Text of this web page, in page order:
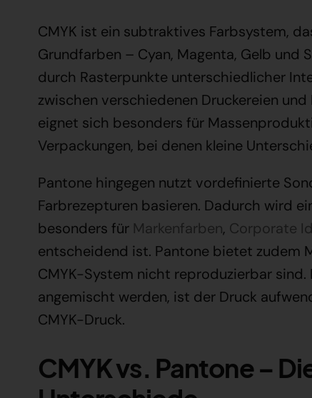
CMYK ist ein subtraktives Farbsystem,
Grundfarben – Cyan, Magenta, Gelb und
durch Rasterpunkte unterschiedlicher
zwischen verschiedenen Druckereien
eignet sich besonders für
Verpackungen, bei denen kleine
Pantone hingegen nutzt vordefinierte
Farbrezepturen basieren. Dadurch wird
besonders für Markenfarben, Corporate
entscheidend ist. Pantone bietet zudem
CMYK-System nicht reproduzierbar
angemischt werden, ist der Druck
CMYK-Druck.
CMYK vs. Pantone –